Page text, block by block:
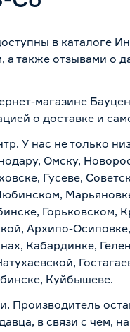
в каталоге
также отзывами о
магазине
о доставке и
У нас не только
Омску,
Гусеве,
Архипо-
Кабардинке,
Куйбышеве.
Производитель
в связи с чем,